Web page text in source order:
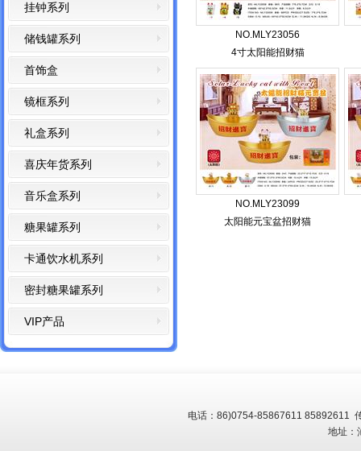
挂钟系列
储钱罐系列
首饰盒
镜框系列
礼盒系列
喜庆年货系列
音乐盒系列
糖果罐系列
卡通饮水机系列
密封糖果罐系列
VIP产品
NO.MLY23056
4寸太阳能招财猫
NO.MLY23099
太阳能元宝盆招财猫
电话： 86)0754-85867611 85892611
地址：